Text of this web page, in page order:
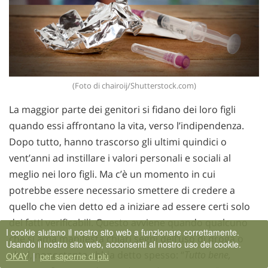
(Foto di chairoij/Shutterstock.com)
La maggior parte dei genitori si fidano dei loro figli
quando essi affrontano la vita, verso l’indipendenza.
Dopo tutto, hanno trascorso gli ultimi quindici o
vent’anni ad instillare i valori personali e sociali al
meglio nei loro figli. Ma c’è un momento in cui
potrebbe essere necessario smettere di credere a
quello che vien detto ed a iniziare ad essere certi solo
dei fatti verificabili. Questo avviene quando qualcuno
che si ama manifesta chiari segni dell’uso di droga o
alcol, nonostante abbia detto spesso: “
I cookie aiutano il nostro sito web a funzionare correttamente.
Usando il nostro sito web, acconsenti al nostro uso dei cookie.
OKAY | per saperne di più